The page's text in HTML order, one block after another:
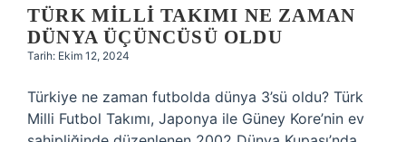
TÜRK MILLI TAKIMI NE ZAMAN
DÜNYA ÜÇÜNCÜSÜ OLDU
Tarih: Ekim 12, 2024
Türkiye ne zaman futbolda dünya 3’sü oldu? Türk
Milli Futbol Takımı, Japonya ile Güney Kore’nin ev